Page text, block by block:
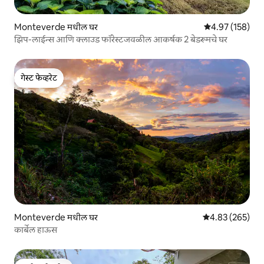
Monteverde मधील घर 5 पैकी 4.97
4.97 (158)
झिप-लाईन्स आणि क्लाउड फॉरेस्टजवळील आकर्षक 2 बेडरूमचे घर
गेस्ट फेव्हरेट
गेस्ट फेव्हरेट
Monteverde मधील घर 5 पैकी 4.83
4.83 (265)
कार्बेल हाऊस